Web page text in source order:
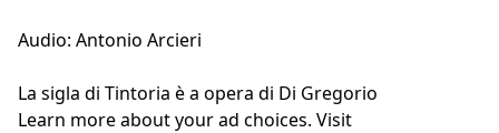
Audio: Antonio Arcieri
La sigla di Tintoria è a opera di Di Gregorio
Learn more about your ad choices. Visit